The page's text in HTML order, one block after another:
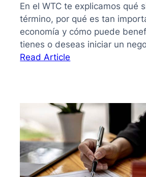
En el WTC te explicamos qué
término, por qué es tan
economía y cómo puede
tienes o deseas iniciar un
Read Article
Guía
clara
para
entender
su
importancia